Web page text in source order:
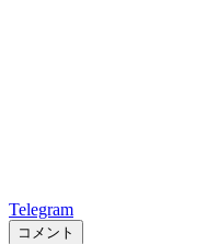
Telegram
コメント